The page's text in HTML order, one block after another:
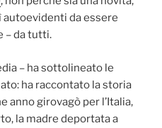
autoevidenti da essere
– da tutti.
– ha sottolineato le
ha raccontato la storia
anno girovagò per l’Italia,
la madre deportata a